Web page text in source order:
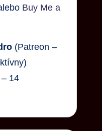
Buy Me a
(Patreon –
14